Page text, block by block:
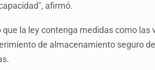
afirmó.
que la ley contenga medidas como
de almacenamiento seguro